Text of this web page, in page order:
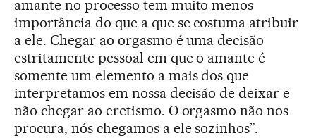
amante no processo tem muito menos
importância do que a que se costuma atribuir
a ele. Chegar ao orgasmo é uma decisão
estritamente pessoal em que o amante é
somente um elemento a mais dos que
interpretamos em nossa decisão de deixar e
não chegar ao eretismo. O orgasmo não nos
procura, nós chegamos a ele sozinhos”.